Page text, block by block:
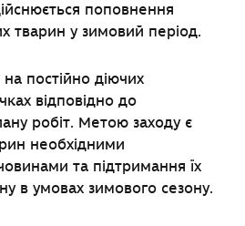
поповнення
тварин у зимовий період.
на постійно діючих
відповідно до
робіт. Метою заходу є
необхідними
та підтримання їх
в умовах зимового сезону.